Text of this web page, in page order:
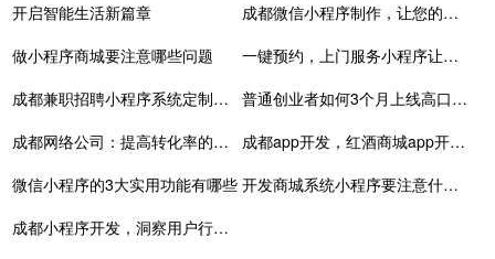
开启智能生活新篇章
成都微信小程序制作，让您的商业更上一层楼
做小程序商城要注意哪些问题
一键预约，上门服务小程序让生活更便捷
成都兼职招聘小程序系统定制开发
普通创业者如何3个月上线高口碑家政小程序？
成都网络公司：提高转化率的七种方法
成都app开发，红酒商城app开发打造线上渠道
微信小程序的3大实用功能有哪些
开发商城系统小程序要注意什么？
成都小程序开发，洞察用户行为，优化产品策略